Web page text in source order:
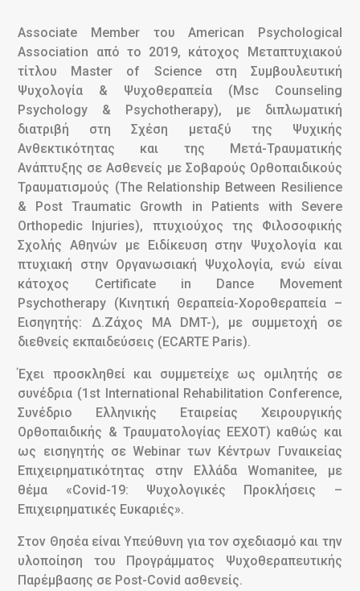
Associate Member του American Psychological
Association από το 2019, κάτοχος Μεταπτυχιακού
τίτλου Master of Science στη Συμβουλευτική
Ψυχολογία & Ψυχοθεραπεία (Msc Counseling
Psychology & Psychotherapy), με διπλωματική
διατριβή στη Σχέση μεταξύ της Ψυχικής
Ανθεκτικότητας και της Μετά-Τραυματικής
Ανάπτυξης σε Ασθενείς με Σοβαρούς Ορθοπαιδικούς
Τραυματισμούς (The Relationship Between Resilience
& Post Traumatic Growth in Patients with Severe
Orthopedic Injuries), πτυχιούχος της Φιλοσοφικής
Σχολής Αθηνών με Ειδίκευση στην Ψυχολογία και
πτυχιακή στην Οργανωσιακή Ψυχολογία, ενώ είναι
κάτοχος Certificate in Dance Movement
Psychotherapy (Κινητική Θεραπεία-Χοροθεραπεία –
Εισηγητής: Δ.Ζάχος MA DMT-), με συμμετοχή σε
διεθνείς εκπαιδεύσεις (ECARTE Paris).
Έχει προσκληθεί και συμμετείχε ως ομιλητής σε
συνέδρια (1st International Rehabilitation Conference,
Συνέδριο Ελληνικής Εταιρείας Χειρουργικής
Ορθοπαιδικής & Τραυματολογίας ΕΕΧΟΤ) καθώς και
ως εισηγητής σε Webinar των Κέντρων Γυναικείας
Επιχειρηματικότητας στην Ελλάδα Womanitee, με
θέμα «Covid-19: Ψυχολογικές Προκλήσεις –
Επιχειρηματικές Ευκαριές».
Στον Θησέα είναι Υπεύθυνη για τον σχεδιασμό και την
υλοποίηση του Προγράμματος Ψυχοθεραπευτικής
Παρέμβασης σε Post-Covid ασθενείς.